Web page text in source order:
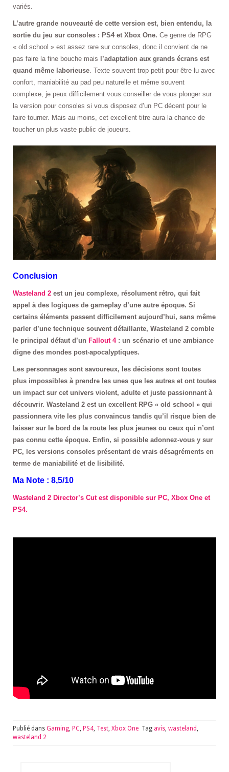
variés.
L’autre grande nouveauté de cette version est, bien entendu, la
sortie du jeu sur consoles : PS4 et Xbox One. Ce genre de RPG
« old school » est assez rare sur consoles, donc il convient de ne
pas faire la fine bouche mais
l’adaptation aux grands écrans est
quand même laborieuse. Texte souvent trop petit pour être lu avec
confort, maniabilité au pad peu naturelle et même souvent
complexe, je peux difficilement vous conseiller de vous plonger sur
la version pour consoles si vous disposez d’un PC décent pour le
faire tourner. Mais au moins, cet excellent titre aura la chance de
toucher un plus vaste public de joueurs.
Conclusion
Wasteland 2 est un jeu complexe, résolument rétro, qui fait
appel à des logiques de gameplay d’une autre époque. Si
certains éléments passent difficilement aujourd’hui, sans même
parler d’une technique souvent défaillante, Wasteland 2 comble
le principal défaut d’un Fallout 4: un scénario et une ambiance
digne des mondes post-apocalyptiques.
Les personnages sont savoureux, les décisions sont toutes
plus impossibles à prendre les unes que les autres et ont toutes
un impact sur cet univers violent, adulte et juste passionnant à
découvrir. Wasteland 2 est un excellent RPG « old school » qui
passionnera vite les plus convaincus tandis qu’il risque bien de
laisser sur le bord de la route les plus jeunes ou ceux qui n’ont
pas connu cette époque. Enfin, si possible adonnez-vous y sur
PC, les versions consoles présentant de vrais désagréments en
terme de maniabilité et de lisibilité.
Ma Note : 8,5/10
Wasteland 2 Director’s Cut est disponible sur PC, Xbox One et
PS4.
Publié dans Gaming, PC, PS4, Test, Xbox One Tag avis, wasteland,
wasteland 2